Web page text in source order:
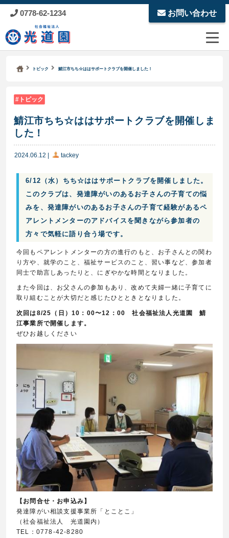
0778-62-1234 お問い合わせ
社会福祉法人 光道園
トピック 鯖江市ちち☆ははサポートクラブを開催しました！
トピック
鯖江市ちち☆ははサポートクラブを開催しま
した！
2024.06.12 tackey
6/12（水）ちち☆ははサポートクラブを開催しました。
このクラブは、発達障がいのあるお子さんの子育ての悩
みを、発達障がいのあるお子さんの子育て経験があるペ
アレントメンターのアドバイスを聞きながら参加者の
方々で気軽に語り合う場です。
今回もペアレントメンターの方の進行のもと、お子さんとの関わ
り方や、就学のこと、福祉サービスのこと、習い事など、参加者
同士で助言しあったりと、にぎやかな時間となりました。
また今回は、お父さんの参加もあり、改めて夫婦一緒に子育てに
取り組むことが大切だと感じたひとときとなりました。
次回は8/25（日）10：00〜12：00 社会福祉法人光道園 鯖
江事業所で開催します。
ぜひお越しください
【お問合せ・お申込み】
発達障がい相談支援事業所「とことこ」
（社会福祉法人 光道園内）
TEL：0778-42-8280